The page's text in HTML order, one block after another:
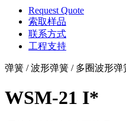
Request Quote
索取样品
联系方式
工程支持
弹簧 / 波形弹簧 / 多圈波形弹
WSM-21 I*